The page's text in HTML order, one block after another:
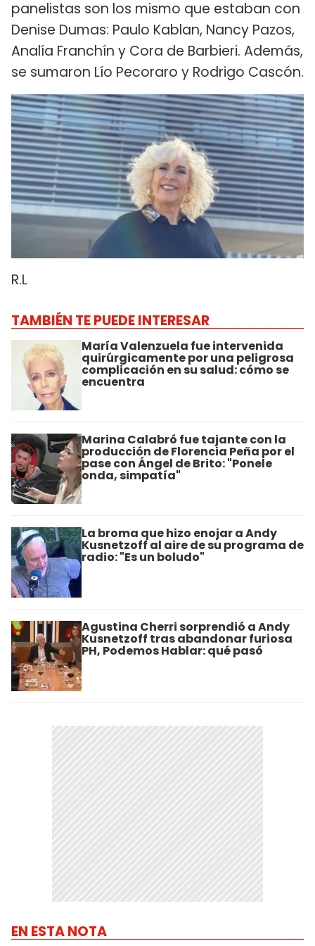
panelistas son los mismo que estaban con
Denise Dumas: Paulo Kablan, Nancy Pazos,
Analía Franchín y Cora de Barbieri. Además,
se sumaron Lío Pecoraro y Rodrigo Cascón.
R.L
TAMBIÉN TE PUEDE INTERESAR
María Valenzuela fue intervenida
quirúrgicamente por una peligrosa
complicación en su salud: cómo se
encuentra
Marina Calabró fue tajante con la
producción de Florencia Peña por el
pase con Ángel de Brito: "Ponele
onda, simpatía"
La broma que hizo enojar a Andy
Kusnetzoff al aire de su programa de
radio: "Es un boludo"
Agustina Cherri sorprendió a Andy
Kusnetzoff tras abandonar furiosa
PH, Podemos Hablar: qué pasó
EN ESTA NOTA